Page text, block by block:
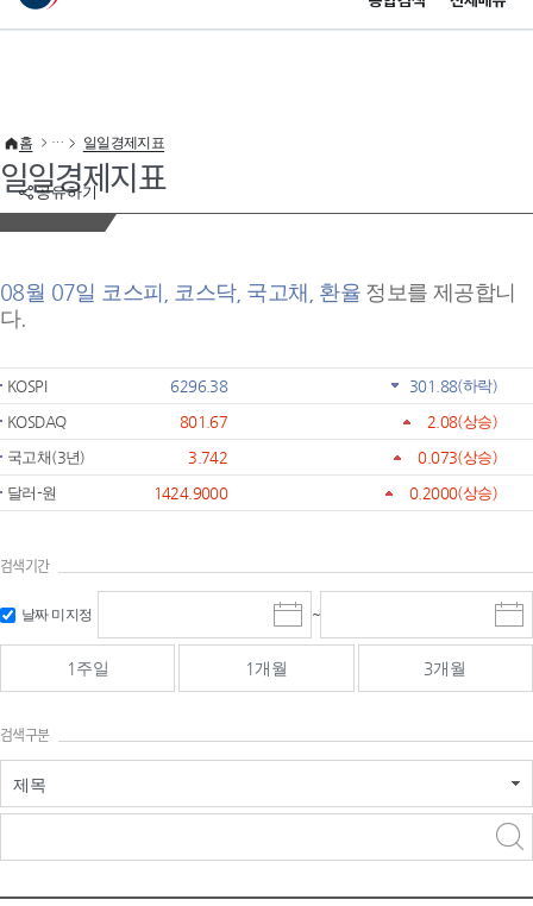
이 누리집은 대한민국 공식 전자정부 누리집입니다.
공유하기
홈 일일경제지표
일일경제지표
08월 07일 코스피, 코스닥, 국고채, 환율 정보를 제공합니
다.
KOSPI 6296.38 301.88(하락)
KOSDAQ
801.67 2.08(상승)
국고채(3년)
3.742 0.073(상승)
달러-원
1424.9000 0.2000(상승)
검색기간
날짜 미지정
시
작
일
선
~
종
료
선
1주일 1개월 3개월
검색구분
제목